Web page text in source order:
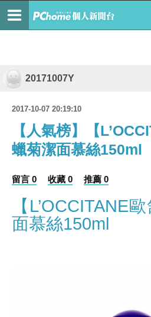
20171007Y
2017-10-07 20:19:10
【人氣榜】【
蠟菊潔面慕絲150ml
留言 0 收藏 0 推薦 0
【L’OCCITANE
面慕絲150ml